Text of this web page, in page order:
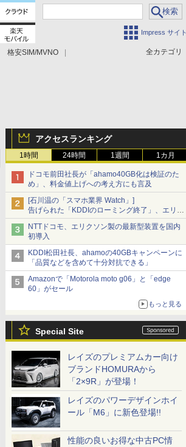
Impress サイト
全カテゴリ
格安SIM/MVNO
アクセスランキング
1時間 24時間 1週間 1カ月
ドコモ前田社長が「ahamo40GB化は検証のた
め」、料金値上げへの考え方にも言及
[石川温の「スマホ業界 Watch」]
告げられた「KDDIのローミング終了」、エリア
マップの落とし穴と楽天モバイルの課題
NTTドコモ、エリクソン製の最新型装置を国内
初導入
KDDI松田社長、ahamoの40GBキャンペーンに
「品質などを含めて十分対抗できる」
Amazonで「Motorola moto g06」と「edge
60」がセール
もっと見る
Special Site
レイズのプレミアムカー向け
ブランドHOMURAから
「2×9R」が登場！
レイズのパワーデザインホイ
ール「M6」に新色登場!!
性能の良いお得な中古PC情